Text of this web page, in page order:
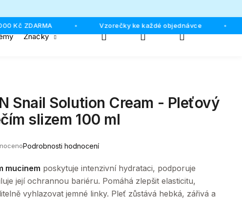
Kč ZDARMA Vzorečky ke každé objednávce
Značky Hledat PřihlášeníNákupní
Podrobnosti hodnocení
Snail Solution Cream - Pleťový
slizem 100 ml
mucinem poskytuje intenzivní hydrataci, podporuje
její ochrannou bariéru. Pomáhá zlepšit elasticitu,
vyhlazovat jemné linky. Pleť zůstává hebká, zářivá a